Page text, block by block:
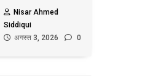
Nisar Ahmed
Siddiqui
अगस्त 3, 2026
0